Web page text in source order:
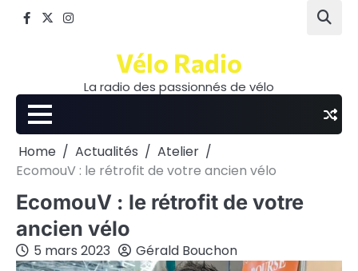
Facebook
TwitterInstagram
Vélo Radio
La radio des passionnés de vélo
Home Actualités
Atelier
EcomouV : le rétrofit de votre ancien vélo
EcomouV : le rétrofit de votre
ancien vélo
5 mars 2023 Gérald Bouchon